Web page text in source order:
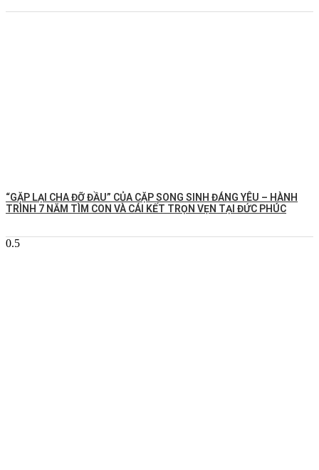
️“GẶP LẠI CHA ĐỠ ĐẦU” CỦA CẶP SONG SINH ĐÁNG YÊU – HÀNH
TRÌNH 7 NĂM TÌM CON VÀ CÁI KẾT TRỌN VẸN TẠI ĐỨC PHÚC